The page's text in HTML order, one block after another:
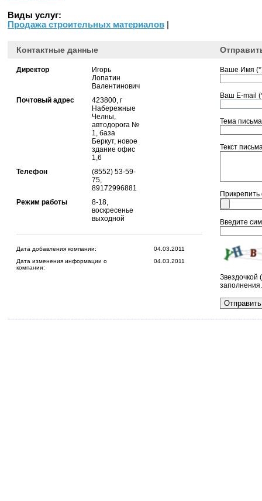
Виды услуг:
Продажа строительных материалов
Контактные данные
Директор
Игорь
Лопатин
Валентинович
Почтовый адрес
423800, г
Набережные
Челны,
автодорога №
1, база
Беркут, новое
здание офис
1,6
Телефон
(8552) 53-59-
75,
89172996881
Режим работы
8-18,
воскресенье
выходной
Дата добавления компании:
04.03.2011
Дата изменения информации о
компании:
04.03.2011
Ваше Имя
Ваш E-mail
Тема
Текст
Введите
Звездочкой
заполнения.